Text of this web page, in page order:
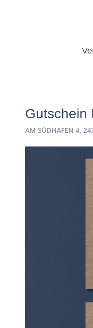
Gutschein
AM SÜDHAFEN 4,